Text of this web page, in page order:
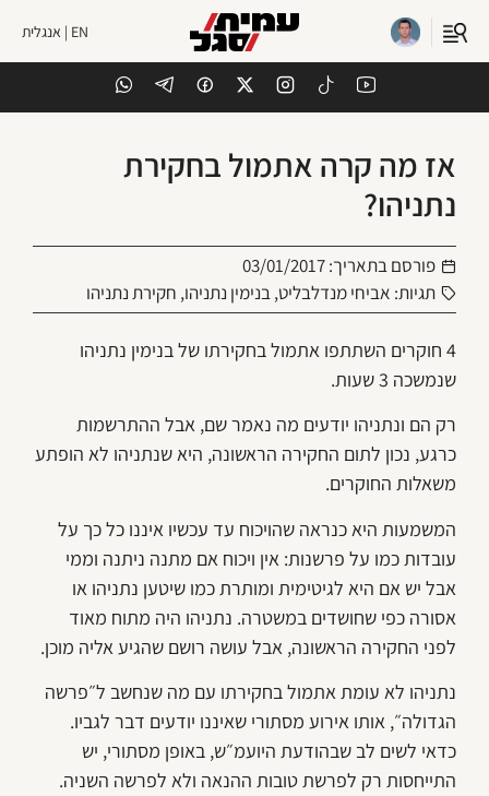
EN | אנגלית
אז מה קרה אתמול בחקירת
נתניהו?
פורסם בתאריך:03/01/2017
תגיות: אביחי מנדלבליט,בנימין נתניהו, חקירת נתניהו
4 חוקרים השתתפו אתמול בחקירתו של בנימין נתניהו
שנמשכה 3 שעות.
רק הם ונתניהו יודעים מה נאמר שם, אבל ההתרשמות
כרגע, נכון לתום החקירה הראשונה, היא שנתניהו לא הופתע
משאלות החוקרים.
המשמעות היא כנראה שהויכוח עד עכשיו איננו כל כך על
עובדות כמו על פרשנות: אין ויכוח אם מתנה ניתנה וממי
אבל יש אם היא לגיטימית ומותרת כמו שיטען נתניהו או
אסורה כפי שחושדים במשטרה. נתניהו היה מתוח מאוד
לפני החקירה הראשונה, אבל עושה רושם שהגיע אליה מוכן.
נתניהו לא עומת אתמול בחקירתו עם מה שנחשב ל״פרשה
הגדולה״, אותו אירוע מסתורי שאיננו יודעים דבר לגביו.
כדאי לשים לב שבהודעת היועמ״ש, באופן מסתורי, יש
התייחסות רק לפרשת טובות ההנאה ולא לפרשה השניה.